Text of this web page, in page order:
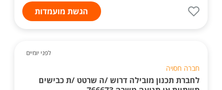
הגשת מועמדות
לפני יומיים
חברה חסויה
לחברת תכנון מובילה דרוש /ה שרטט /ת כבישים